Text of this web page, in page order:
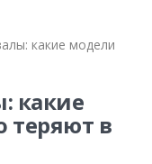
какие модели
какие
теряют в